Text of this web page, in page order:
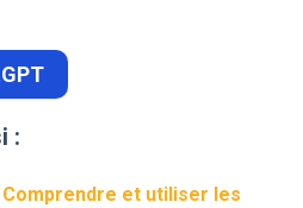
:
Comprendre et utiliser les